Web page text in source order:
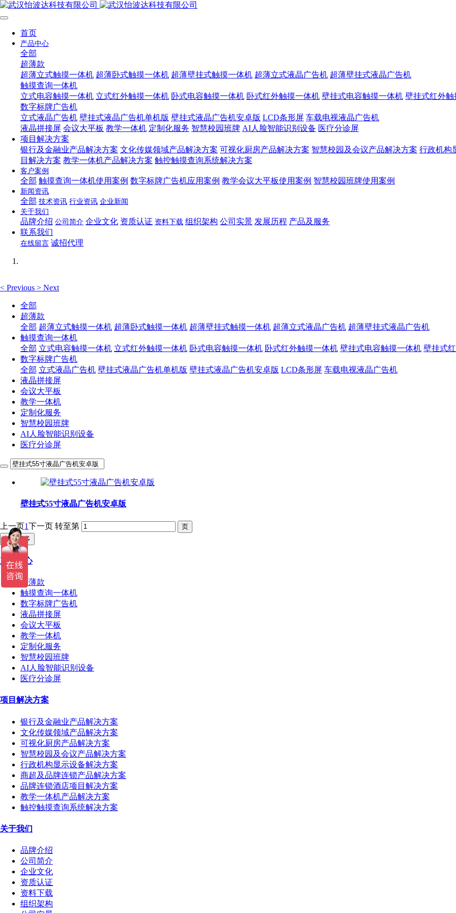
首页
产品中心
全部
超薄款
超薄立式触摸一体机 超薄卧式触摸一体机 超薄壁挂式触摸一体机 超薄立式液晶广告机 超薄壁挂式液晶广告机
触摸查询一体机
立式电容触摸一体机 立式红外触摸一体机 卧式电容触摸一体机 卧式红外触摸一体机 壁挂式电容触摸一体机 壁挂式红外触
数字标牌广告机
立式液晶广告机 壁挂式液晶广告机单机版 壁挂式液晶广告机安卓版 LCD条形屏 车载电视液晶广告机
液晶拼接屏 会议大平板 教学一体机 定制化服务 智慧校园班牌 AI人脸智能识别设备 医疗分诊屏
项目解决方案
银行及金融业产品解决方案 文化传媒领域产品解决方案 可视化厨房产品解决方案 智慧校园及会议产品解决方案 行政机构
目解决方案 教学一体机产品解决方案 触控触摸查询系统解决方案
客户案例
全部 触摸查询一体机使用案例 数字标牌广告机应用案例 教学会议大平板使用案例 智慧校园班牌使用案例
新闻资讯
全部 技术资讯 行业资讯 企业新闻
关于我们
品牌介绍 公司简介 企业文化 资质认证 资料下载 组织架构 公司实景 发展历程 产品及服务
联系我们
在线留言 诚招代理
< Previous > Next
全部
超薄款
全部 超薄立式触摸一体机 超薄卧式触摸一体机 超薄壁挂式触摸一体机 超薄立式液晶广告机 超薄壁挂式液晶广告机
触摸查询一体机
全部 立式电容触摸一体机 立式红外触摸一体机 卧式电容触摸一体机 卧式红外触摸一体机 壁挂式电容触摸一体机 壁挂式
数字标牌广告机
全部 立式液晶广告机 壁挂式液晶广告机单机版 壁挂式液晶广告机安卓版 LCD条形屏 车载电视液晶广告机
液晶拼接屏
会议大平板
教学一体机
定制化服务
智慧校园班牌
AI人脸智能识别设备
医疗分诊屏
壁挂式55寸液晶广告机安卓版
上一页1下一页 转至第
加载更多
产品中心
超薄款
触摸查询一体机
数字标牌广告机
液晶拼接屏
会议大平板
教学一体机
定制化服务
智慧校园班牌
AI人脸智能识别设备
医疗分诊屏
项目解决方案
银行及金融业产品解决方案
文化传媒领域产品解决方案
可视化厨房产品解决方案
智慧校园及会议产品解决方案
行政机构显示设备解决方案
商超及品牌连锁产品解决方案
品牌连锁酒店项目解决方案
教学一体机产品解决方案
触控触摸查询系统解决方案
关于我们
品牌介绍
公司简介
企业文化
资质认证
资料下载
组织架构